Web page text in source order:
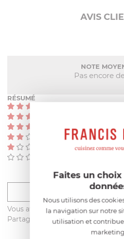
AVIS
NOTE
Pas encore
RÉSUMÉ
Vous avez acheté ce produit sur
Partagez votre avis avec les
Faites un
Nous utilisons des
la navigation sur notre
utilisation et